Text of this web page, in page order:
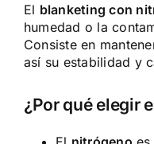
El blanketing con
humedad o la
Consiste en
así su estabilidad y
¿Por qué elegir